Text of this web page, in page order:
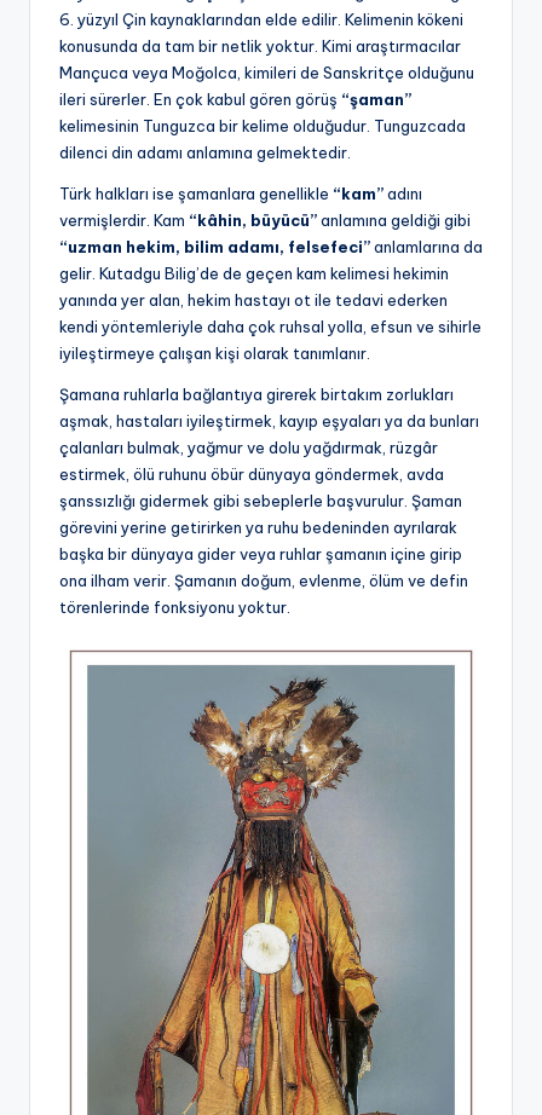
6. yüzyıl Çin kaynaklarından elde edilir. Kelimenin kökeni
konusunda da tam bir netlik yoktur. Kimi araştırmacılar
Mançuca veya Moğolca, kimileri de Sanskritçe olduğunu
ileri sürerler. En çok kabul gören görüş “şaman”
kelimesinin Tunguzca bir kelime olduğudur. Tunguzcada
dilenci din adamı anlamına gelmektedir.
Türk halkları ise şamanlara genellikle “kam”adını
vermişlerdir. Kam “kâhin, büyücü”anlamına geldiği gibi
“uzman hekim, bilim adamı, felsefeci”anlamlarına da
gelir. Kutadgu Bilig’de de geçen kam kelimesi hekimin
yanında yer alan, hekim hastayı ot ile tedavi ederken
kendi yöntemleriyle daha çok ruhsal yolla, efsun ve sihirle
iyileştirmeye çalışan kişi olarak tanımlanır.
Şamana ruhlarla bağlantıya girerek birtakım zorlukları
aşmak, hastaları iyileştirmek, kayıp eşyaları ya da bunları
çalanları bulmak, yağmur ve dolu yağdırmak, rüzgâr
estirmek, ölü ruhunu öbür dünyaya göndermek, avda
şanssızlığı gidermek gibi sebeplerle başvurulur. Şaman
görevini yerine getirirken ya ruhu bedeninden ayrılarak
başka bir dünyaya gider veya ruhlar şamanın içine girip
ona ilham verir. Şamanın doğum, evlenme, ölüm ve defin
törenlerinde fonksiyonu yoktur.